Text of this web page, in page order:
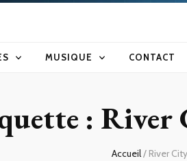
MUSIQUE CONTACT
: River
Accueil/ River